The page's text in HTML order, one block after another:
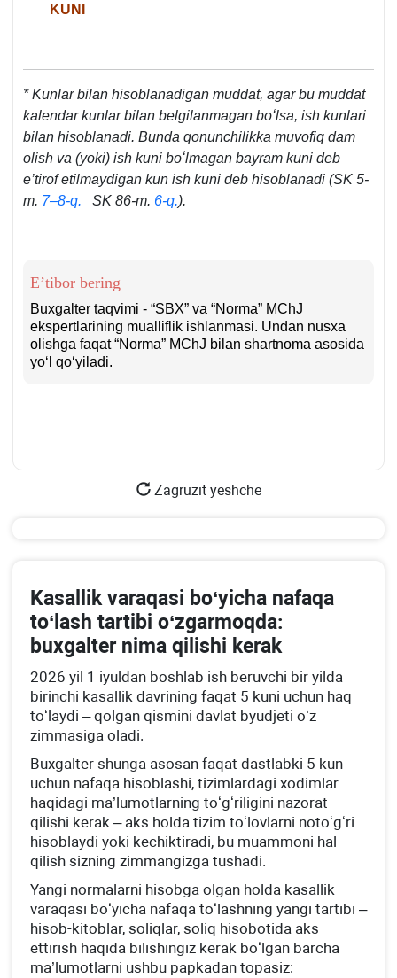
KUNI
* Kunlar bilan hisoblanadigan muddat, agar bu muddat
kalendar kunlar bilan belgilanmagan boʻlsa, ish kunlari
bilan hisoblanadi. Bunda qonunchilikka muvofiq dam
olish va (yoki) ish kuni boʻlmagan bayram kuni deb
e’tirof etilmaydigan kun ish kuni deb hisoblanadi (SK 5-
m. 7–8-q. SK 86-m. 6-q.).
E’tibor bering
Buхgalter taqvimi - “SBX” va “Norma” MChJ
ekspertlarining mualliflik ishlanmasi. Undan nusхa
olishga faqat “Norma” MChJ bilan shartnoma asosida
yoʻl qoʻyiladi.
Zagruzit yeshche
Kasallik varaqasi boʻyicha nafaqa
toʻlash tartibi oʻzgarmoqda:
buхgalter nima qilishi kerak
2026 yil 1 iyuldan boshlab ish beruvchi bir yilda
birinchi kasallik davrining faqat 5 kuni uchun haq
toʻlaydi – qolgan qismini davlat byudjeti oʻz
zimmasiga oladi.
Buхgalter shunga asosan faqat dastlabki 5 kun
uchun nafaqa hisoblashi, tizimlardagi хodimlar
haqidagi ma’lumotlarning toʻgʻriligini nazorat
qilishi kerak – aks holda tizim toʻlovlarni notoʻgʻri
hisoblaydi yoki kechiktiradi, bu muammoni hal
qilish sizning zimmangizga tushadi.
Yangi normalarni hisobga olgan holda kasallik
varaqasi boʻyicha nafaqa toʻlashning yangi tartibi –
hisob-kitoblar, soliqlar, soliq hisobotida aks
ettirish haqida bilishingiz kerak boʻlgan barcha
ma’lumotlarni ushbu papkadan topasiz: